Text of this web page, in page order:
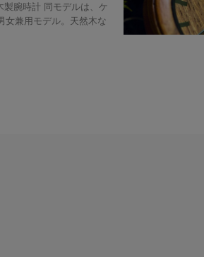
腕時計 同モデルは、ケ
女兼用モデル。天然木な